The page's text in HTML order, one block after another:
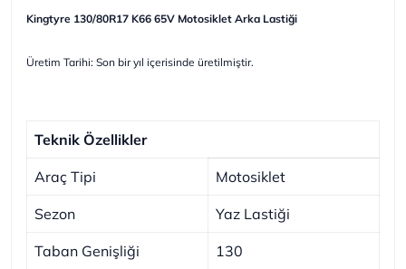
Kingtyre 130/80R17 K66 65V Motosiklet Arka Lastiği
Üretim Tarihi: Son bir yıl içerisinde üretilmiştir.
Teknik Özellikler
Araç Tipi Motosiklet
Sezon Yaz Lastiği
Taban Genişliği 130